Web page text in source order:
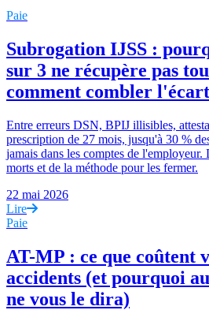
Paie
Subrogation IJSS :
sur 3 ne récupère pas
comment combler l'écart
Entre erreurs DSN, BPIJ illisibles,
prescription de 27 mois, jusqu'à 30 %
jamais dans les comptes de l'employeur.
morts et de la méthode pour les fermer.
22 mai 2026
Lire
Paie
AT-MP : ce que coûtent
accidents (et pourquoi
ne vous le dira)